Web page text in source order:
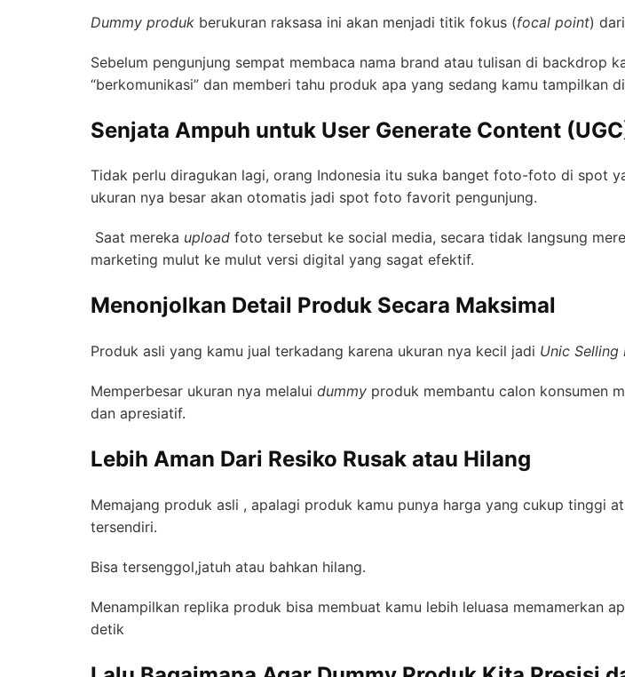
Dummy produk berukuran raksasa ini akan menjadi titik fokus (focal point)
Sebelum pengunjung sempat membaca nama brand atau tulisan di backdrop
“berkomunikasi” dan memberi tahu produk apa yang sedang kamu tampilkan
Senjata Ampuh untuk User Generate Content
Tidak perlu diragukan lagi, orang Indonesia itu suka banget foto-foto di spot
ukuran nya besar akan otomatis jadi spot foto favorit pengunjung.
Saat mereka upload foto tersebut ke social media, secara tidak langsung
marketing mulut ke mulut versi digital yang sagat efektif.
Menonjolkan Detail Produk Secara Maksimal
Produk asli yang kamu jual terkadang karena ukuran nya kecil jadi Unic Selling
Memperbesar ukuran nya melalui dummy produk membantu calon konsumen
dan apresiatif.
Lebih Aman Dari Resiko Rusak atau Hilang
Memajang produk asli , apalagi produk kamu punya harga yang cukup tinggi
tersendiri.
Bisa tersenggol,jatuh atau bahkan hilang.
Menampilkan replika produk bisa membuat kamu lebih leluasa memamerkan
detik